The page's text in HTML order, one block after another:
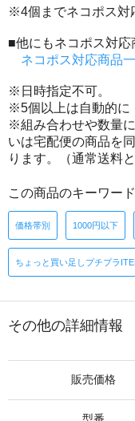
※4個までネコポス対
■他にもネコポス対応
ネコポス対応商品
※日時指定不可。
※5個以上は自動的に
※組み合わせや数量
いは宅配便の商品を
ります。（通常送料
この商品のキーワード
価格帯別 1000円以下
ちょっと買い足しプチプラ
その他の詳細情報
販売価格